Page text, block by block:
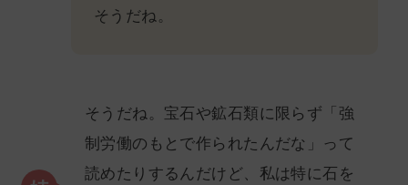
そうだね。
そうだね。宝石や鉱石類に限らず「強
制労働のもとで作られたんだな」って
読めたりするんだけど、私は特に石を